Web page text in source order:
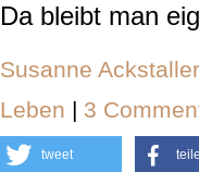
Da bleibt man
Susanne Ackstaller
Leben | 3
tweet